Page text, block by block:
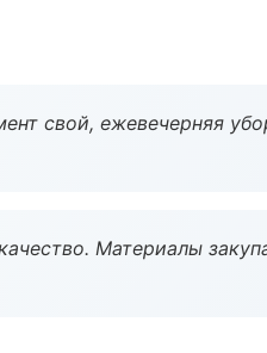
свой, ежевечерняя
Материалы